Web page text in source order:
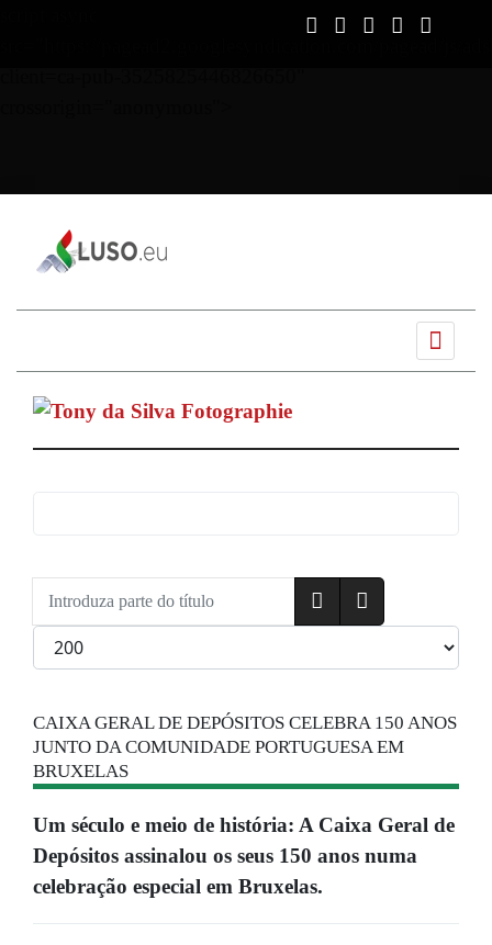
Introduza parte do título
Qtd. a exibir
CAIXA GERAL DE DEPÓSITOS CELEBRA 150 ANOS
JUNTO DA COMUNIDADE PORTUGUESA EM
BRUXELAS
Um século e meio de história: A Caixa Geral de
Depósitos assinalou os seus 150 anos numa
celebração especial em Bruxelas.